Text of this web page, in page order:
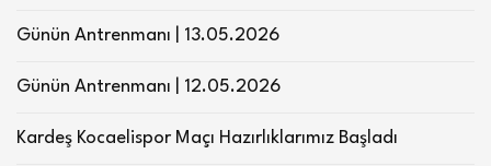
Günün Antrenmanı | 13.05.2026
Günün Antrenmanı | 12.05.2026
Kardeş Kocaelispor Maçı Hazırlıklarımız Başladı